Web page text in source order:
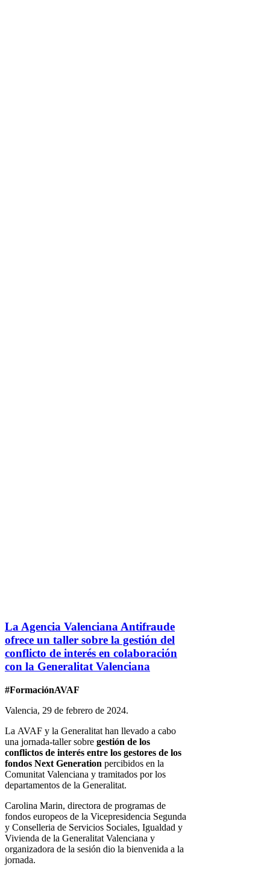
La Agencia Valenciana Antifraude
ofrece un taller sobre la gestión del
conflicto de interés en colaboración
con la Generalitat Valenciana
#FormaciónAVAF
Valencia, 29 de febrero de 2024.
La AVAF y la Generalitat han llevado a cabo
una jornada-taller sobre gestión de los
conflictos de interés entre los gestores de los
fondos Next Generation percibidos en la
Comunitat Valenciana y tramitados por los
departamentos de la Generalitat.
Carolina Marin, directora de programas de
fondos europeos de la Vicepresidencia Segunda
y Conselleria de Servicios Sociales, Igualdad y
Vivienda de la Generalitat Valenciana y
organizadora de la sesión dio la bienvenida a la
jornada.